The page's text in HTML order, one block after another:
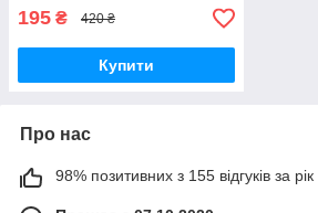
195 ₴ 420 ₴
Купити
Про нас
98% позитивних з 155 відгуків за рік